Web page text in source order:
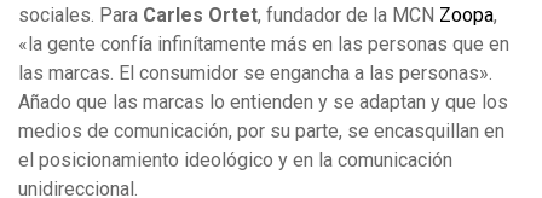
sociales. Para Carles Ortet, fundador de la MCN Zoopa,
«la gente confía infinítamente más en las personas que en
las marcas. El consumidor se engancha a las personas».
Añado que las marcas lo entienden y se adaptan y que los
medios de comunicación, por su parte, se encasquillan en
el posicionamiento ideológico y en la comunicación
unidireccional.